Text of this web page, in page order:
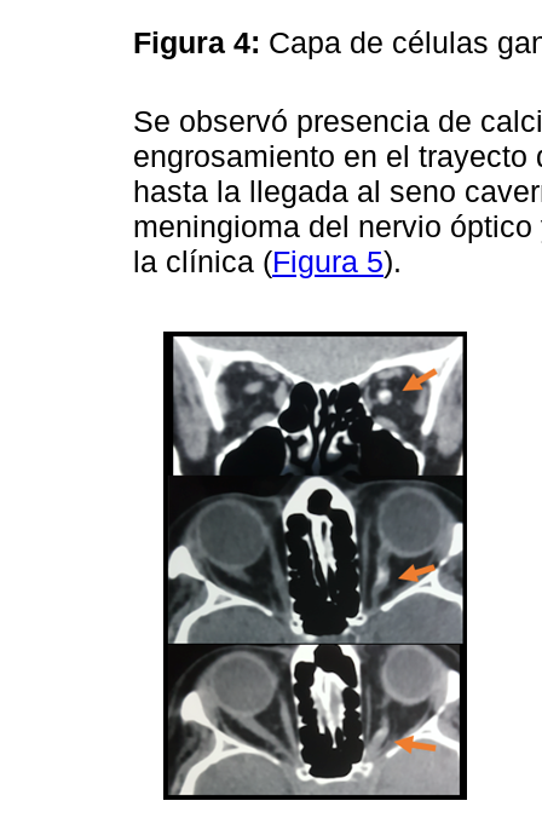
Figura 4: Capa de células
Se observó presencia de
engrosamiento en el
hasta la llegada al seno
meningioma del nervio
la clínica (Figura 5).